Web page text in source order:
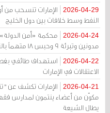
2026-04-29
الإمارات تنسحب من
النفط وسط خلافات بين دول الخليج
2026-04-24
مدونين وتبرئة 9 وحبس 18 متهماً بالتعاطف مع إيران
2026-04-22
استهداف طائفي
الاعتقالات في الإمارات
2026-04-21
الإمارات تكشف عن
مكوّن من أعضاء ينتمون لمدارس
يطال الشيعة